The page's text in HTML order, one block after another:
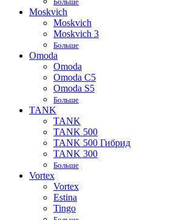
Moskvich
Moskvich
Moskvich 3
Больше
Omoda
Omoda
Omoda C5
Omoda S5
Больше
TANK
TANK
TANK 500
TANK 500 Гибрид
TANK 300
Больше
Vortex
Vortex
Estina
Tingo